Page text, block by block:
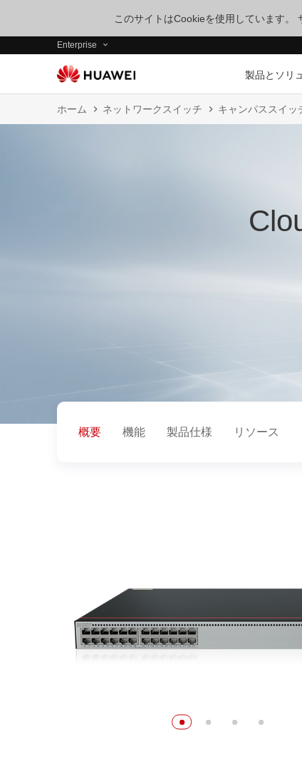
このサイトはCookieを使用しています。
Enterprise
製品とソリ
ホーム ネットワークスイッチ キャンパススイッ
概要 機能 製品仕様 リソース